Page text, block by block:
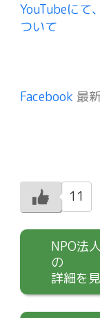
YouTubeにて
ついて
Facebook 最
11
NPO法
の
詳細を